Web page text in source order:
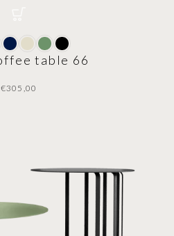
table 66
€